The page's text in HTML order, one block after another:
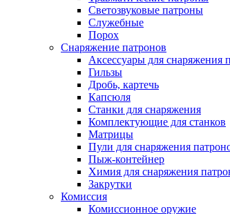
Светозвуковые патроны
Служебные
Порох
Снаряжение патронов
Аксессуары для снаряжения
Гильзы
Дробь, картечь
Капсюля
Станки для снаряжения
Комплектующие для станков
Матрицы
Пули для снаряжения
Пыж-контейнер
Химия для снаряжения
Закрутки
Комиссия
Комиссионное оружие